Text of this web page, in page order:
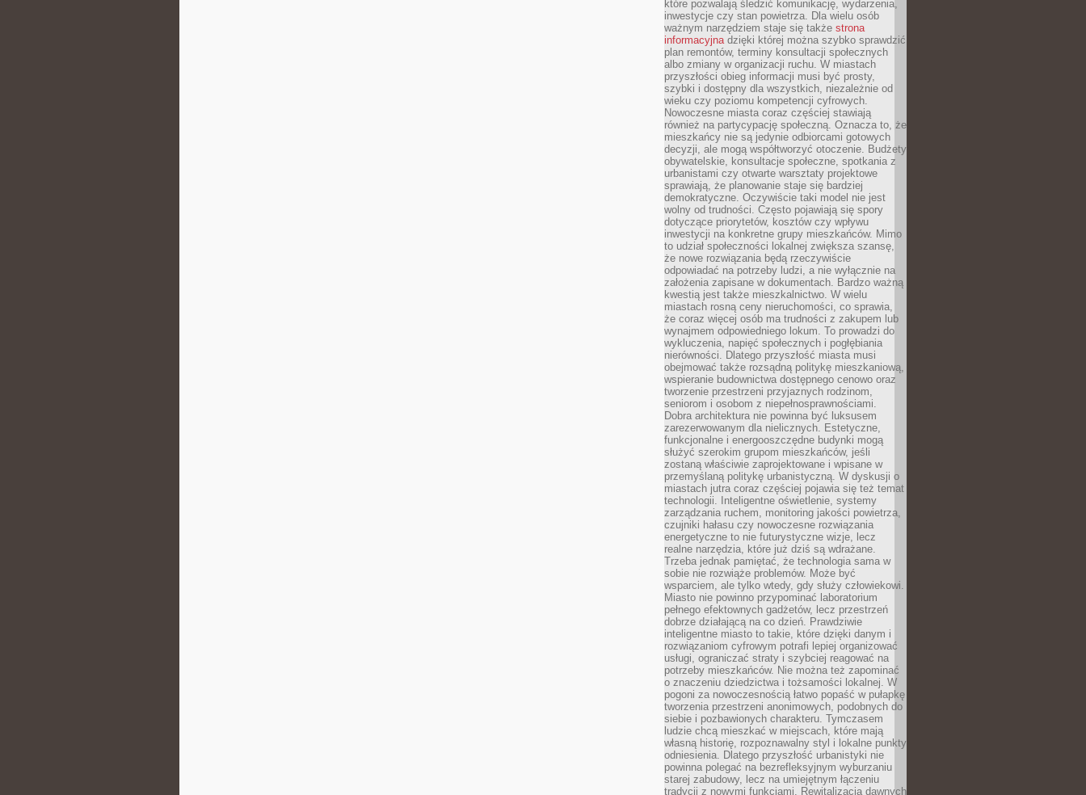
które pozwalają śledzić komunikację, wydarzenia,
inwestycje czy stan powietrza. Dla wielu osób
ważnym narzędziem staje się także strona
informacyjnadzięki której można szybko sprawdzić
plan remontów, terminy konsultacji społecznych
albo zmiany w organizacji ruchu. W miastach
przyszłości obieg informacji musi być prosty,
szybki i dostępny dla wszystkich, niezależnie od
wieku czy poziomu kompetencji cyfrowych.
Nowoczesne miasta coraz częściej stawiają
również na partycypację społeczną. Oznacza to, że
mieszkańcy nie są jedynie odbiorcami gotowych
decyzji, ale mogą współtworzyć otoczenie. Budżety
obywatelskie, konsultacje społeczne, spotkania z
urbanistami czy otwarte warsztaty projektowe
sprawiają, że planowanie staje się bardziej
demokratyczne. Oczywiście taki model nie jest
wolny od trudności. Często pojawiają się spory
dotyczące priorytetów, kosztów czy wpływu
inwestycji na konkretne grupy mieszkańców. Mimo
to udział społeczności lokalnej zwiększa szansę,
że nowe rozwiązania będą rzeczywiście
odpowiadać na potrzeby ludzi, a nie wyłącznie na
założenia zapisane w dokumentach. Bardzo ważną
kwestią jest także mieszkalnictwo. W wielu
miastach rosną ceny nieruchomości, co sprawia,
że coraz więcej osób ma trudności z zakupem lub
wynajmem odpowiedniego lokum. To prowadzi do
wykluczenia, napięć społecznych i pogłębiania
nierówności. Dlatego przyszłość miasta musi
obejmować także rozsądną politykę mieszkaniową,
wspieranie budownictwa dostępnego cenowo oraz
tworzenie przestrzeni przyjaznych rodzinom,
seniorom i osobom z niepełnosprawnościami.
Dobra architektura nie powinna być luksusem
zarezerwowanym dla nielicznych. Estetyczne,
funkcjonalne i energooszczędne budynki mogą
służyć szerokim grupom mieszkańców, jeśli
zostaną właściwie zaprojektowane i wpisane w
przemyślaną politykę urbanistyczną. W dyskusji o
miastach jutra coraz częściej pojawia się też temat
technologii. Inteligentne oświetlenie, systemy
zarządzania ruchem, monitoring jakości powietrza,
czujniki hałasu czy nowoczesne rozwiązania
energetyczne to nie futurystyczne wizje, lecz
realne narzędzia, które już dziś są wdrażane.
Trzeba jednak pamiętać, że technologia sama w
sobie nie rozwiąże problemów. Może być
wsparciem, ale tylko wtedy, gdy służy człowiekowi.
Miasto nie powinno przypominać laboratorium
pełnego efektownych gadżetów, lecz przestrzeń
dobrze działającą na co dzień. Prawdziwie
inteligentne miasto to takie, które dzięki danym i
rozwiązaniom cyfrowym potrafi lepiej organizować
usługi, ograniczać straty i szybciej reagować na
potrzeby mieszkańców. Nie można też zapominać
o znaczeniu dziedzictwa i tożsamości lokalnej. W
pogoni za nowoczesnością łatwo popaść w pułapkę
tworzenia przestrzeni anonimowych, podobnych do
siebie i pozbawionych charakteru. Tymczasem
ludzie chcą mieszkać w miejscach, które mają
własną historię, rozpoznawalny styl i lokalne punkty
odniesienia. Dlatego przyszłość urbanistyki nie
powinna polegać na bezrefleksyjnym wyburzaniu
starej zabudowy, lecz na umiejętnym łączeniu
tradycji z nowymi funkcjami. Rewitalizacja dawnych